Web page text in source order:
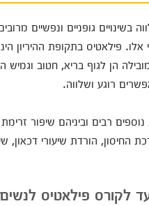
בשינויים גופניים ונפשיים
פילאטיס בתקופת ההיריון
הן לגוף בריא, חטוב
רוגע ושלווה.
נוספים רבים וביניהם שיפור
החיסון, הורדת שיעורי דכאון,
לקורס פילאטיס לנשים